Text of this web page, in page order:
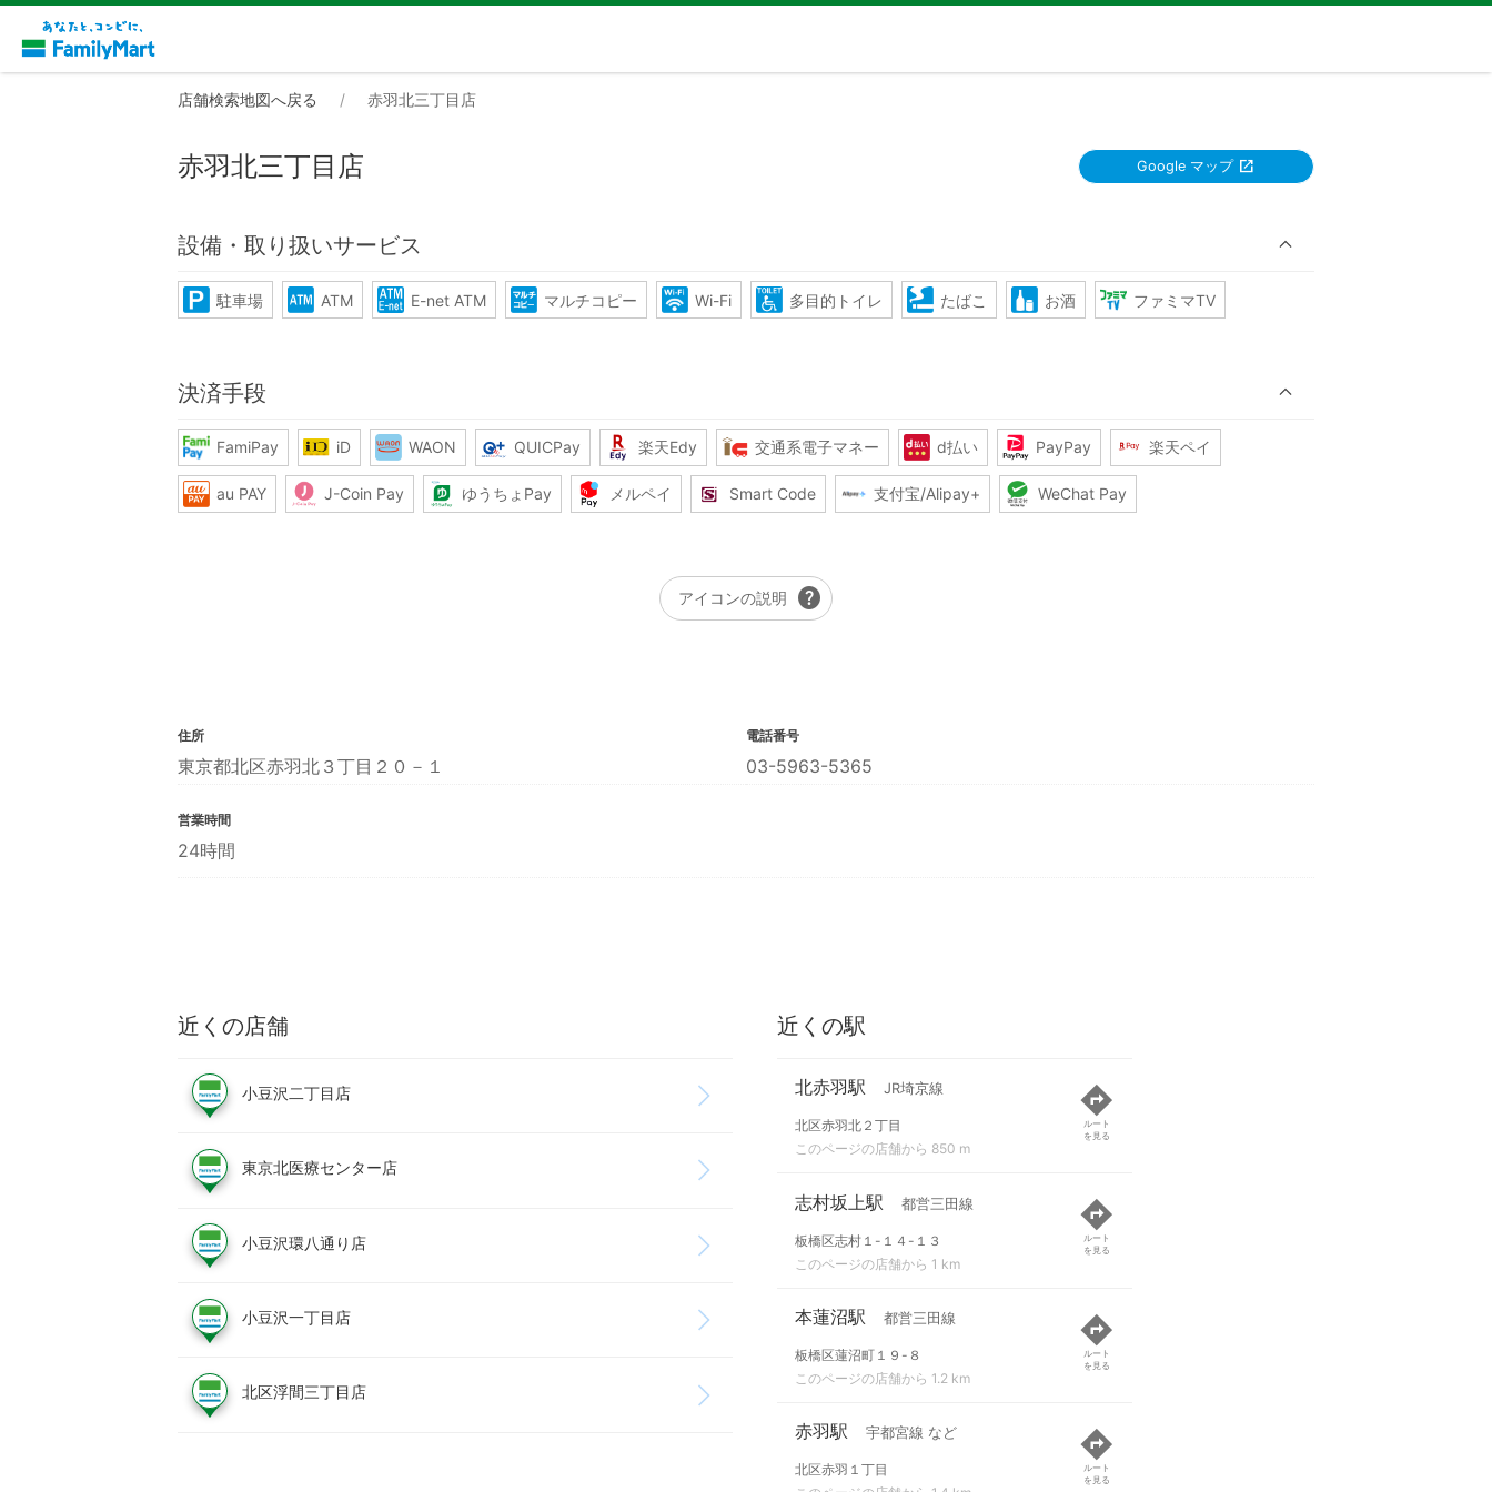
店舗検索地図へ戻る 赤羽北三丁目店
赤羽北三丁目店 Google マップ
設備・取り扱いサービス
駐車場 ATM E-net ATM マルチコピー Wi-Fi 多目的トイレ たばこ お酒 ファミマTV
決済手段
FamiPay iD WAON QUICPay 楽天Edy 交通系電子マネー d払い PayPay 楽天ペイ
au PAY J-Coin Pay ゆうちょPay メルペイ Smart Code 支付宝/Alipay+ WeChat Pay
アイコンの説明 help
住所
東京都北区赤羽北３丁目２０－１
電話番号
03-5963-5365
営業時間
24時間
近くの店舗
小豆沢二丁目店
東京北医療センター店
小豆沢環八通り店
小豆沢一丁目店
北区浮間三丁目店
近くの駅
北赤羽駅 JR埼京線
北区赤羽北２丁目
このページの店舗から 850 m
ルート
を見る
志村坂上駅 都営三田線
板橋区志村１-１４-１３
このページの店舗から 1 km
ルート
を見る
本蓮沼駅 都営三田線
板橋区蓮沼町１９-８
このページの店舗から 1.2 km
ルート
を見る
赤羽駅 宇都宮線 など
北区赤羽１丁目
ルート
を見る